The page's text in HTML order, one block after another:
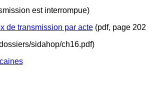
est interrompue)
de transmission par acte(pdf, page 202
sidahop/ch16.pdf)